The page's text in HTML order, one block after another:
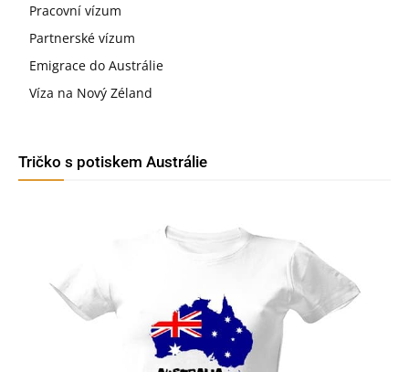
Pracovní vízum
Partnerské vízum
Emigrace do Austrálie
Víza na Nový Zéland
Tričko s potiskem Austrálie